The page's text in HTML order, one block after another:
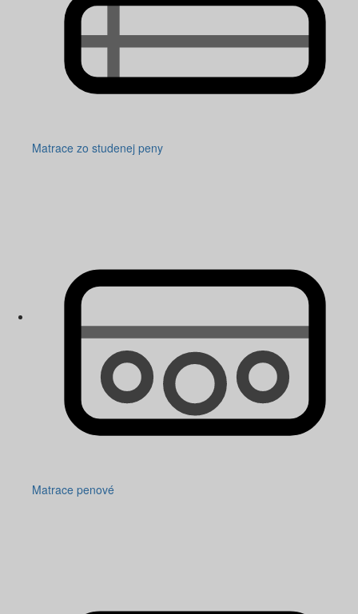
Matrace zo studenej peny
Matrace penové